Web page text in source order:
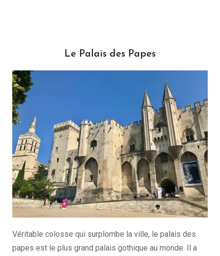
Le Palais des Papes
Véritable colosse qui surplombe la ville, le palais des
papes est le plus grand palais gothique au monde. Il a